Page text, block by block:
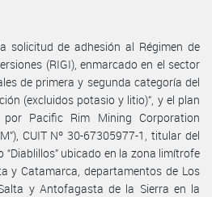
solicitud de adhesión al Régimen de
(RIGI), enmarcado en el sector
de primera y segunda categoría del
(excluidos potasio y litio)”, y el plan
Pacific Rim Mining Corporation
CUIT Nº 30-67305977-1, titular del
ubicado en la zona limítrofe
y Catamarca, departamentos de Los
y Antofagasta de la Sierra en la